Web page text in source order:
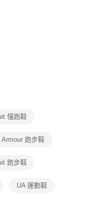
轉至「AFTEE先享後付」
連結，可透過四大超商／
易完成。
面顯示為準，若有關於
聯繫「AFTEE先享後付
support/home
先享後付」服務完成之交
人之同意方可使用
慢跑鞋
Armour 跑步鞋
跑步鞋
UA 運動鞋